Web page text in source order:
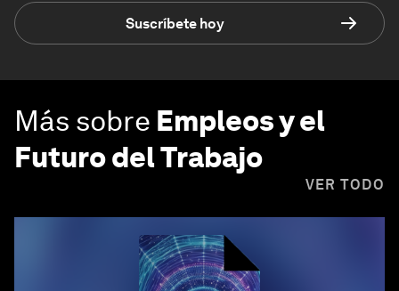
Suscríbete hoy
Más sobre Empleos y el
Futuro del Trabajo
VER TODO